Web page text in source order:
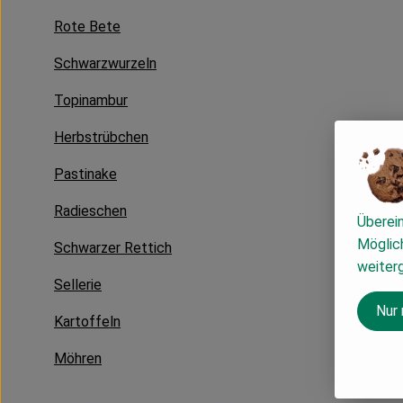
Rote Bete
Schwarzwurzeln
Topinambur
Herbstrübchen
Pastinake
Radieschen
Schwarzer Rettich
Sellerie
Kartoffeln
Möhren
Nur